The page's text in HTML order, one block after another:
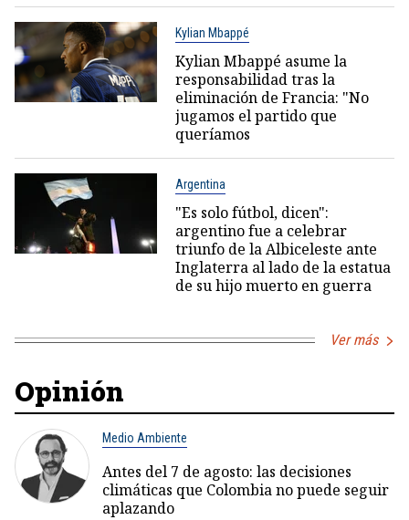
Kylian Mbappé
Kylian Mbappé asume la
responsabilidad tras la
eliminación de Francia: "No
jugamos el partido que
queríamos
Argentina
"Es solo fútbol, dicen":
argentino fue a celebrar
triunfo de la Albiceleste ante
Inglaterra al lado de la estatua
de su hijo muerto en guerra
Ver más
Opinión
Medio Ambiente
Antes del 7 de agosto: las decisiones
climáticas que Colombia no puede seguir
aplazando